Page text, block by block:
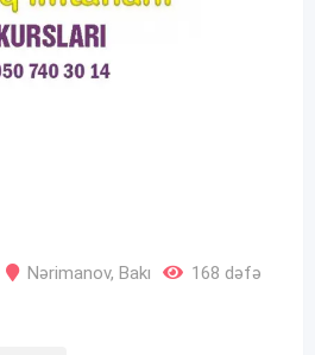
Nərimanov, Bakı
168 dəfə